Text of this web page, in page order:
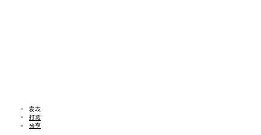
发表
打赏
分享